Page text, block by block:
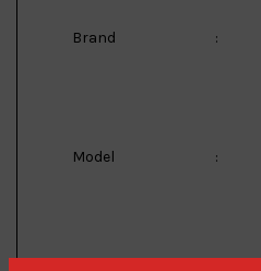
Brand :
Model :